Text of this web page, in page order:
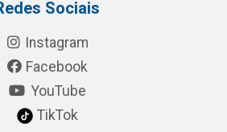
Sociais
Instagram
Facebook
YouTube
TikTok